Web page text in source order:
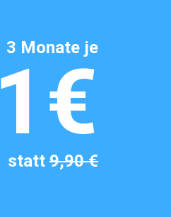
3 Monate je
1€
statt9,90 €